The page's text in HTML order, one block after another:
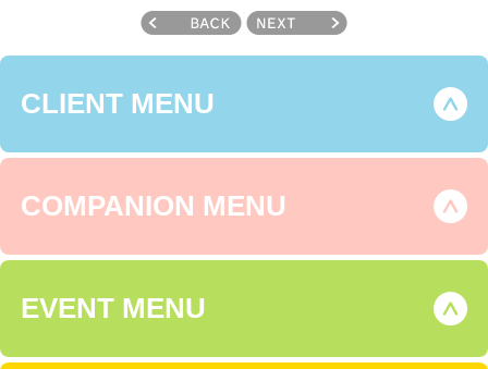
CLIENT MENU
COMPANION MENU
EVENT MENU